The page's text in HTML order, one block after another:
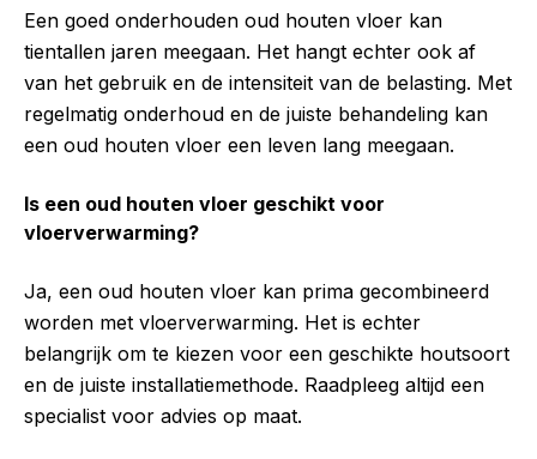
Een goed onderhouden oud houten vloer kan
tientallen jaren meegaan. Het hangt echter ook af
van het gebruik en de intensiteit van de belasting. Met
regelmatig onderhoud en de juiste behandeling kan
een oud houten vloer een leven lang meegaan.
Is een oud houten vloer geschikt voor
vloerverwarming?
Ja, een oud houten vloer kan prima gecombineerd
worden met vloerverwarming. Het is echter
belangrijk om te kiezen voor een geschikte houtsoort
en de juiste installatiemethode. Raadpleeg altijd een
specialist voor advies op maat.